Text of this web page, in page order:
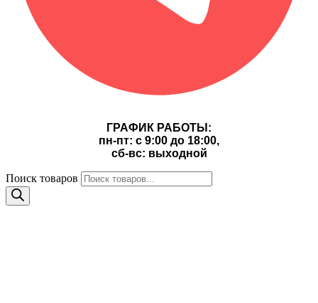
ГРАФИК РАБОТЫ:
пн-пт: с 9:00 до 18:00,
сб-вс: выходной
Поиск товаров